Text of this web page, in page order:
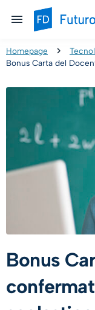
Homepage
Bonus Carta del
Bonus